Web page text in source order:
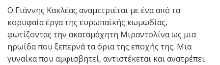
Ο Γιάννης Κακλέας αναμετριέται με ένα από τα
κορυφαία έργα της ευρωπαϊκής κωμωδίας,
φωτίζοντας την ακαταμάχητη Μιραντολίνα ως μια
ηρωίδα που ξεπερνά τα όρια της εποχής της. Μια
γυναίκα που αμφισβητεί, αντιστέκεται και ανατρέπει